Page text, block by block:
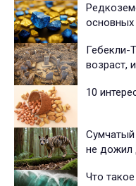
основных
Гебекли-
возраст,
10
не дожил
Что